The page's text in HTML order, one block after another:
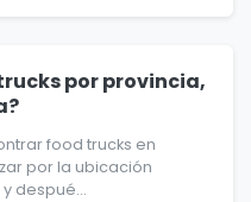
por provincia,
food trucks en
por la ubicación
despué...